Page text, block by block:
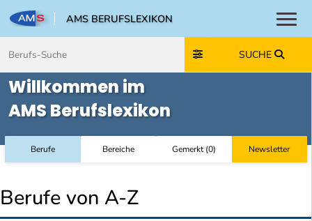
AMS BERUFSLEXIKON
SUCHE
Willkommen im
AMS Berufslexikon
Berufe Bereiche Gemerkt(0) Newsletter
Berufe von A-Z